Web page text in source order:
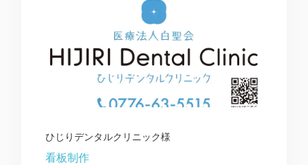
ひじりデンタルクリニック様
看板制作